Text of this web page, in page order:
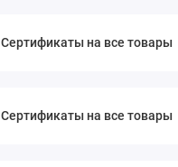
Сертификаты на все товары
Сертификаты на все товары